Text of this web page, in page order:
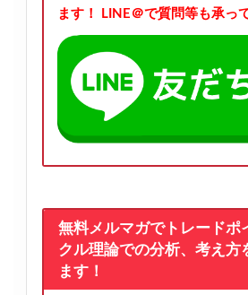
ます！
LINE＠で質問等も承っ
無料メルマガでトレードポ
クル理論での分析、考え方
ます！